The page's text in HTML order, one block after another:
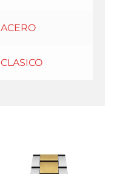
ACERO
CLASICO